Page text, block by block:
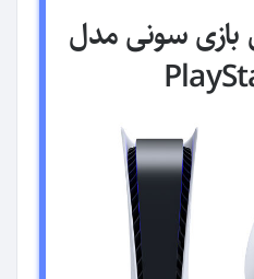
سونی مدل